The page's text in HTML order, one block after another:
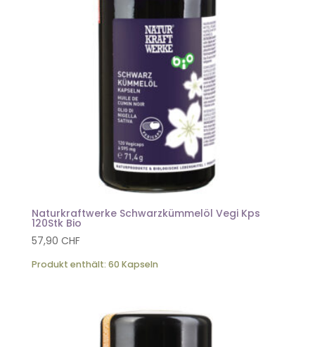
Naturkraftwerke Schwarzkümmelöl Vegi Kps
120Stk Bio
57,90 CHF
Produkt enthält: 60 Kapseln